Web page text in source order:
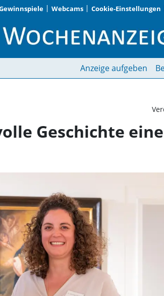
Webcams Cookie-Einstellungen
Einblicke in die
Anzeige aufgeben
Geschichte